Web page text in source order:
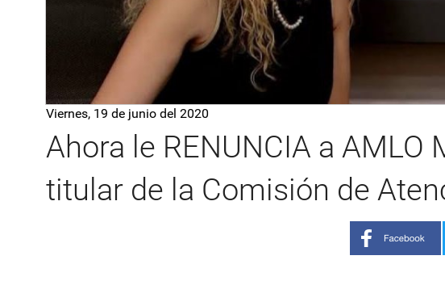
Viernes, 19 de junio del 2020
Ahora le RENUNCIA a AMLO
titular de la Comisión de